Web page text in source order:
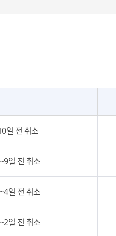
일 전 취소
일 전 취소
일 전 취소
일 전 취소